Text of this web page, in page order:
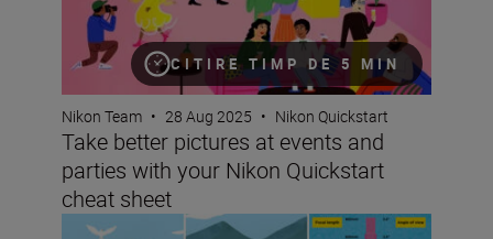
CITIRE TIMP DE 5 MIN
Nikon Team • 28 Aug 2025 • Nikon Quickstart
Take better pictures at events and
parties with your Nikon Quickstart
cheat sheet
Understanding focal length with your Nikon Quickstart